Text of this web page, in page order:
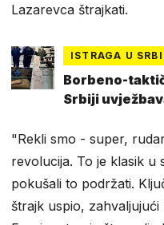
Lazarevca štrajkati.
ISTRAGA U
Borbeno-
Srbiji
"Rekli smo - super,
revolucija. To je klasik u
pokušali to podržati.
štrajk uspio,